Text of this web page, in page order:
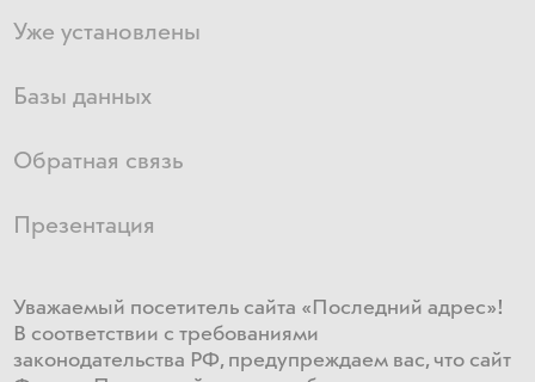
Уже установлены
Базы данных
Обратная связь
Презентация
Уважаемый посетитель сайта «Последний адрес»!
В соответствии с требованиями
законодательства РФ, предупреждаем вас, что сайт